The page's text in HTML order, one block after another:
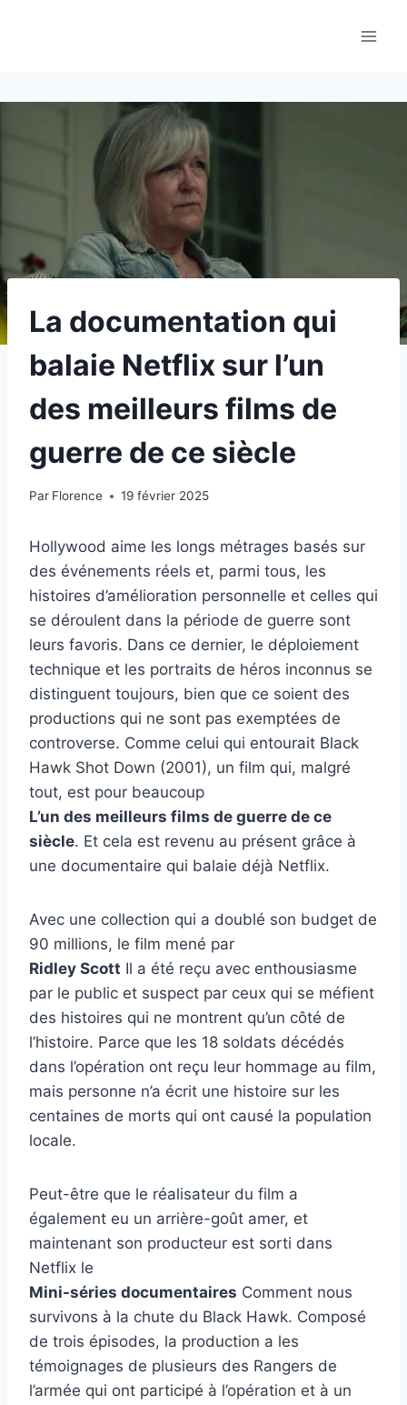
La documentation qui
balaie Netflix sur l’un
des meilleurs films de
guerre de ce siècle
Par Florence 19 février 2025
Hollywood aime les longs métrages basés sur
des événements réels et, parmi tous, les
histoires d’amélioration personnelle et celles qui
se déroulent dans la période de guerre sont
leurs favoris. Dans ce dernier, le déploiement
technique et les portraits de héros inconnus se
distinguent toujours, bien que ce soient des
productions qui ne sont pas exemptées de
controverse. Comme celui qui entourait Black
Hawk Shot Down (2001), un film qui, malgré
tout, est pour beaucoup
L’un des meilleurs films de guerre de ce
siècle. Et cela est revenu au présent grâce à
une documentaire qui balaie déjà Netflix.
Avec une collection qui a doublé son budget de
90 millions, le film mené par
Ridley Scott Il a été reçu avec enthousiasme
par le public et suspect par ceux qui se méfient
des histoires qui ne montrent qu’un côté de
l’histoire. Parce que les 18 soldats décédés
dans l’opération ont reçu leur hommage au film,
mais personne n’a écrit une histoire sur les
centaines de morts qui ont causé la population
locale.
Peut-être que le réalisateur du film a
également eu un arrière-goût amer, et
maintenant son producteur est sorti dans
Netflix le
Mini-séries documentaires Comment nous
survivons à la chute du Black Hawk. Composé
de trois épisodes, la production a les
témoignages de plusieurs des Rangers de
l’armée qui ont participé à l’opération et à un